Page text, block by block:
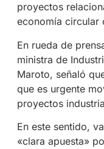
proyectos
economía circular
En rueda de
ministra de
Maroto, señaló
que es urgente
proyectos
En este sentido,
«clara apuesta»